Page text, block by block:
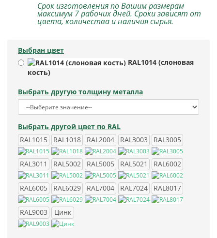
Срок изготовления по Вашим размерам
максимум 7 рабочих дней. Сроки зависят от
цвета, количества и наличия сырья.
Выбран цвет
RAL1014 (слоновая
кость)
Выбрать другую толщину металла
Выбрать другой цвет по RAL
RAL1015
RAL1018 RAL2004 RAL3003 RAL3005
RAL3011 RAL5002 RAL5005 RAL5021 RAL6002
RAL6005 RAL6029 RAL7004 RAL7024 RAL8017
RAL9003 Цинк